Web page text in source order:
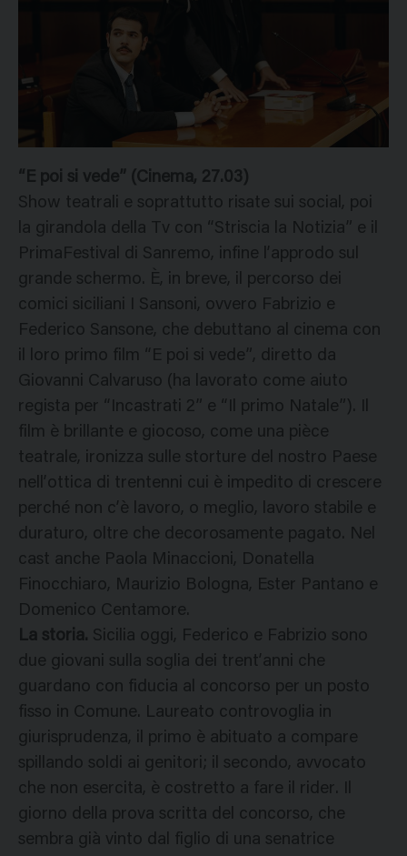
“E poi si vede” (Cinema, 27.03)
Show teatrali e soprattutto risate sui social, poi
la girandola della Tv con “Striscia la Notizia” e il
PrimaFestival di Sanremo, infine l’approdo sul
grande schermo. È, in breve, il percorso dei
comici siciliani I Sansoni, ovvero Fabrizio e
Federico Sansone, che debuttano al cinema con
il loro primo film “E poi si vede”, diretto da
Giovanni Calvaruso (ha lavorato come aiuto
regista per “Incastrati 2” e “Il primo Natale”). Il
film è brillante e giocoso, come una pièce
teatrale, ironizza sulle storture del nostro Paese
nell’ottica di trentenni cui è impedito di crescere
perché non c’è lavoro, o meglio, lavoro stabile e
duraturo, oltre che decorosamente pagato. Nel
cast anche Paola Minaccioni, Donatella
Finocchiaro, Maurizio Bologna, Ester Pantano e
Domenico Centamore.
La storia. Sicilia oggi, Federico e Fabrizio sono
due giovani sulla soglia dei trent’anni che
guardano con fiducia al concorso per un posto
fisso in Comune. Laureato controvoglia in
giurisprudenza, il primo è abituato a compare
spillando soldi ai genitori; il secondo, avvocato
che non esercita, è costretto a fare il rider. Il
giorno della prova scritta del concorso, che
sembra già vinto dal figlio di una senatrice